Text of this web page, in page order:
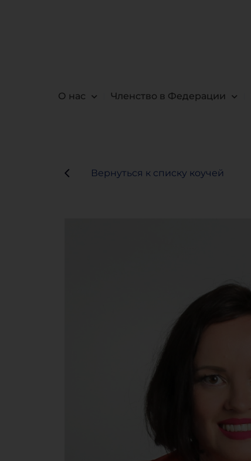
О нас Членство в Федерации
Вернуться к списку коучей